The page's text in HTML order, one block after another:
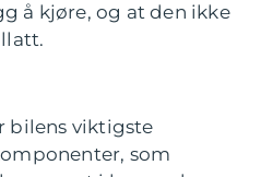
å kjøre, og at den ikke
bilens viktigste
som